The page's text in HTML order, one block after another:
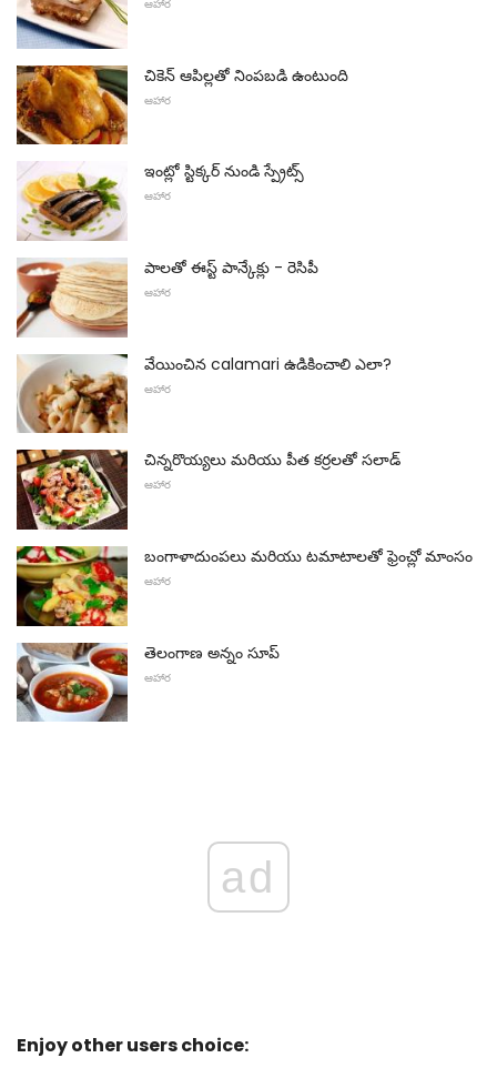
ఆహార
చికెన్ ఆపిల్లతో నింపబడి ఉంటుంది
ఆహార
ఇంట్లో స్టిక్కర్ నుండి స్ప్రేట్స్
ఆహార
పాలతో ఈస్ట్ పాన్కేక్లు - రెసిపీ
ఆహార
వేయించిన calamari ఉడికించాలి ఎలా?
ఆహార
చిన్నరొయ్యలు మరియు పీత కర్రలతో సలాడ్
ఆహార
బంగాళాదుంపలు మరియు టమాటాలతో ఫ్రెంచ్లో మాంసం
ఆహార
తెలంగాణ అన్నం సూప్
ఆహార
ad
Enjoy other users choice: